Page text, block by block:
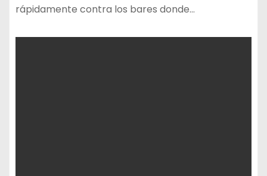
Papa Francisco ya respondió
rápidamente contra los bares donde…